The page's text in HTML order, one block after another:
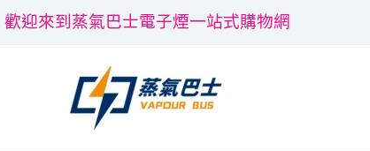
歡迎來到蒸氣巴士電子煙一站式購物網